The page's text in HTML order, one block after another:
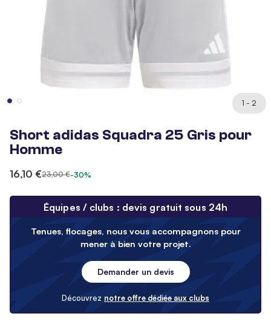
1 - 2
Short adidas Squadra 25 Gris pour
Homme
16,10 €23,00 €-30%
Équipes / clubs : devis gratuit sous 24h
Tenues, flocages, nous vous accompagnons pour
mener à bien votre projet.
Demander un devis
Découvrez notre offre dédiée aux clubs